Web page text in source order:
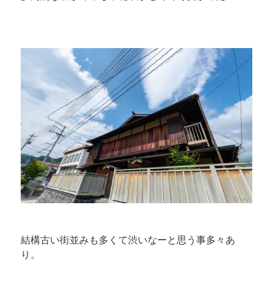
結構古い街並みも多くて渋いなーと思う事多々あ
り。